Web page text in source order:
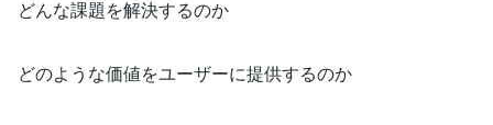
どんな課題を解決するのか
どのような価値をユーザーに提供するのか